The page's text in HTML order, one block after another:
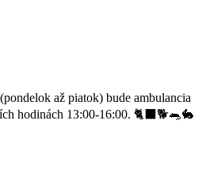
až piatok) bude ambulancia
hodinách 13:00-16:00. 🐈‍⬛🐕🐀🐇